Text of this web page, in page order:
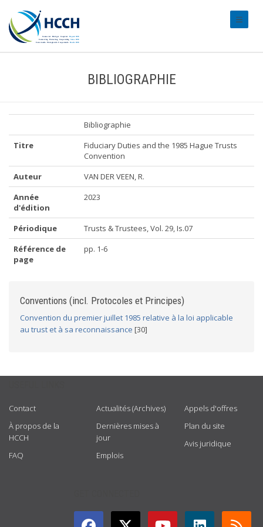
BIBLIOGRAPHIE
Bibliographie
Titre
Fiduciary Duties and the 1985 Hague Trusts
Convention
Auteur
VAN DER VEEN, R.
Année
d'édition
2023
Périodique
Trusts & Trustees, Vol. 29, Is.07
Référence de
page
pp. 1-6
Conventions (incl. Protocoles et Principes)
Convention du premier juillet 1985 relative à la loi applicable
au trust et à sa reconnaissance [30]
Contact
À propos de la
HCCH
FAQ
Actualités (Archives)
Dernières mises à
jour
Emplois
Appels d'offres
Plan du site
Avis juridique